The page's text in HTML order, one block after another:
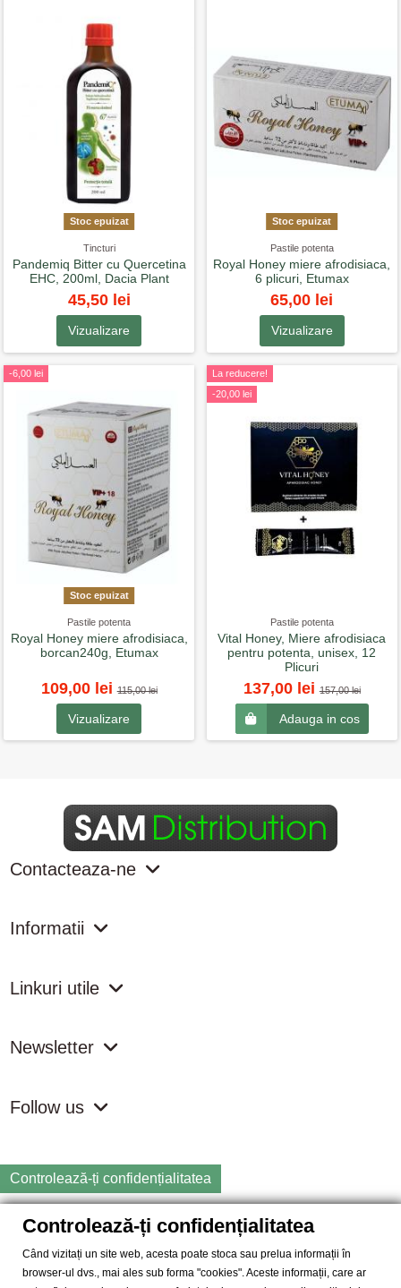
Stoc epuizat
Tincturi
Pandemiq Bitter cu Quercetina
EHC, 200ml, Dacia Plant
45,50 lei
Vizualizare
Stoc epuizat
Pastile potenta
Royal Honey miere afrodisiaca,
6 plicuri, Etumax
65,00 lei
Vizualizare
-6,00 lei
Stoc epuizat
Pastile potenta
Royal Honey miere afrodisiaca,
borcan240g, Etumax
109,00 lei115,00 lei
Vizualizare
La reducere!
-20,00 lei
Pastile potenta
Vital Honey, Miere afrodisiaca
pentru potenta, unisex, 12
Plicuri
137,00 lei157,00 lei
Adauga in cos
Contacteaza-ne
Informatii
Linkuri utile
Newsletter
Follow us
Controlează-ți confidențialitatea
Copyright
2026 samdistribution.ro - Magazin online cu Produse
SAM DISTRIBUTION S.R.L.- Cod fiscal: RO14935035, Registrul
Controlează-ți confidențialitatea
Când vizitați un site web, acesta poate stoca sau prelua informații în
browser-ul dvs., mai ales sub forma "cookies". Aceste informații, care ar